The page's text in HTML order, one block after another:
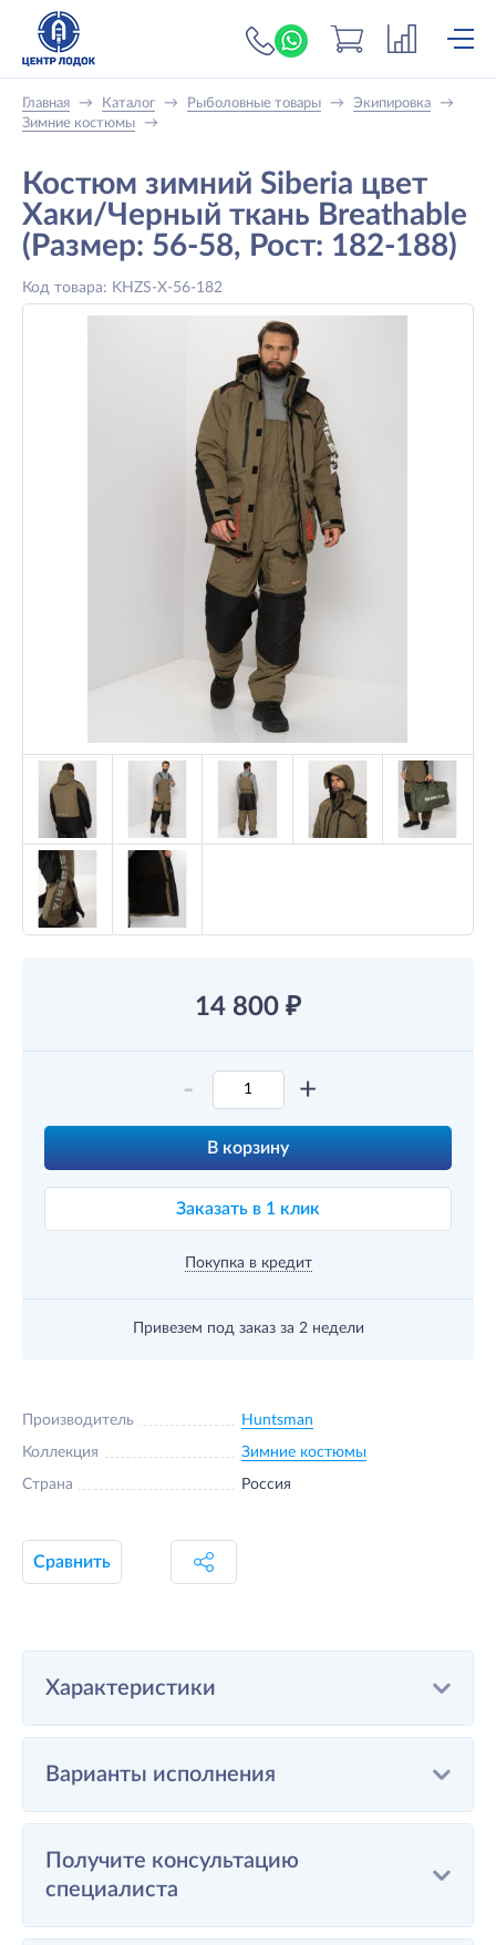
+7 (919) 698-56-
Главная → Каталог → Рыболовные товары → Экипировка
→
Зимние костюмы
→
Костюм зимний Siberia цвет
Хаки/Черный ткань Breathable
(Размер: 56-58, Рост: 182-188)
Код товара: KHZS-X-56-182
14 800 ₽
- +
В корзину
Заказать в 1 клик
Покупка в кредит
Привезем под заказ за 2 недели
Производитель Huntsman
Коллекция Зимние костюмы
Страна Россия
Сравнить
Характеристики
Варианты исполнения
Получите консультацию
специалиста